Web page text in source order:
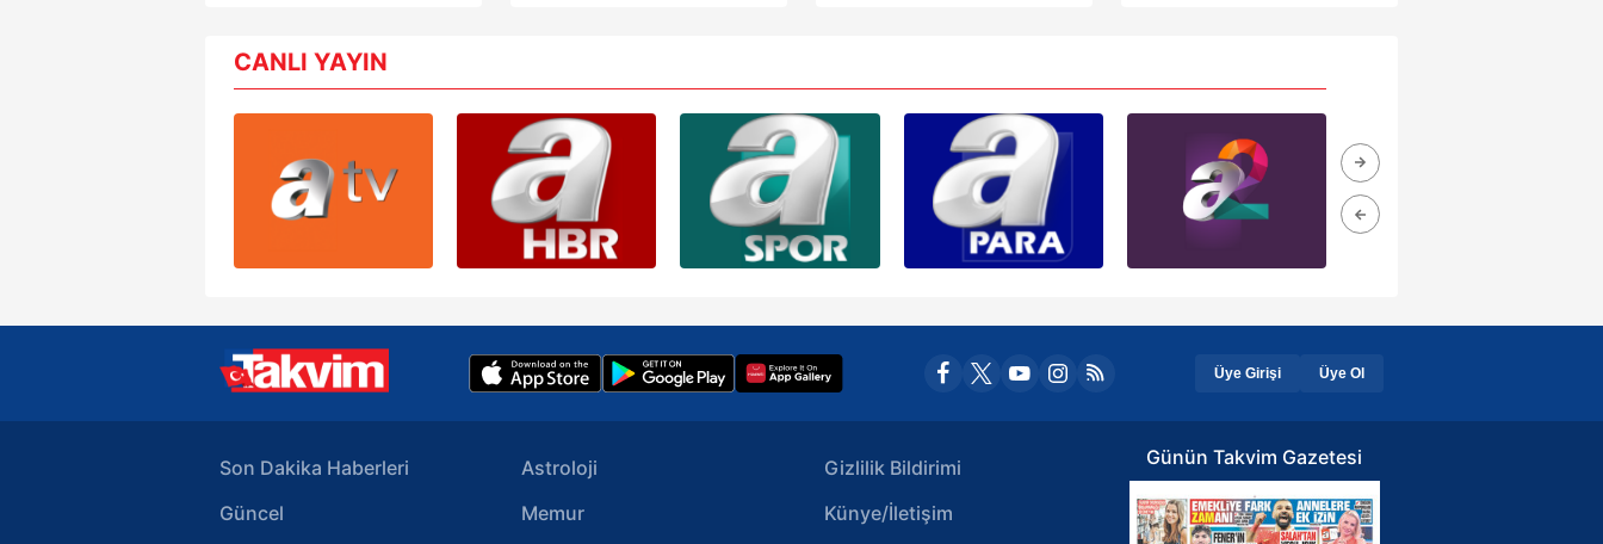
6698 sayılı Kişisel Verilerin Korunması Kanunu uyarınca hazırlanmış Aydınlatma Metnimizi okumak ve sitemizde ilgili
mevzuata uygun olarak kullanılan çerezlerle ilgili bilgi almak için lütfentıklayınız.
CANLI YAYIN
Üye Girişi Üye Ol
Son Dakika Haberleri
Güncel
Astroloji
Memur
Gizlilik Bildirimi
Künye/İletişim
Günün Takvim Gazetesi